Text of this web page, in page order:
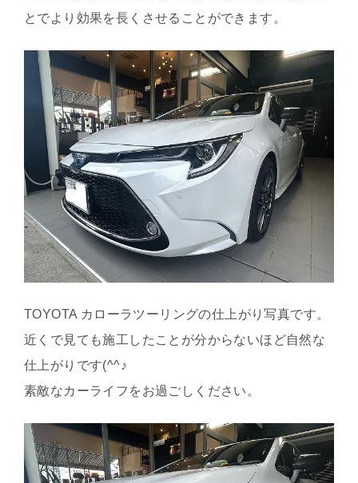
とでより効果を長くさせることができます。
TOYOTA カローラツーリングの仕上がり写真です。
近くで見ても施工したことが分からないほど自然な
仕上がりです(^^♪
素敵なカーライフをお過ごしください。